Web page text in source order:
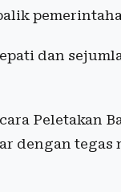
dan
Peletakan
dengan tegas